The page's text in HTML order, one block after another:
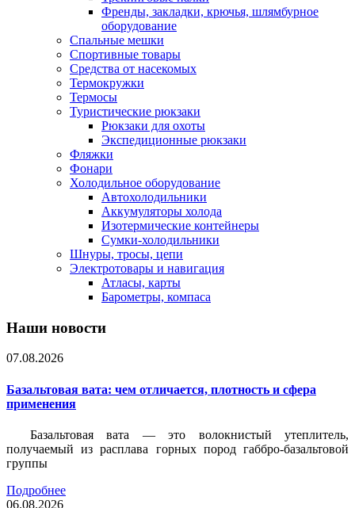
Френды, закладки, крючья, шлямбурное
оборудование
Спальные мешки
Спортивные товары
Средства от насекомых
Термокружки
Термосы
Туристические рюкзаки
Рюкзаки для охоты
Экспедиционные рюкзаки
Фляжки
Фонари
Холодильное оборудование
Автохолодильники
Аккумуляторы холода
Изотермические контейнеры
Сумки-холодильники
Шнуры, тросы, цепи
Электротовары и навигация
Атласы, карты
Барометры, компаса
Наши новости
07.08.2026
Базальтовая вата: чем отличается, плотность и сфера
применения
Базальтовая вата — это волокнистый утеплитель,
получаемый из расплава горных пород габбро-базальтовой
группы
Подробнее
06.08.2026